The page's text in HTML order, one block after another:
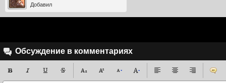
Добавил
Обсуждение в комментариях